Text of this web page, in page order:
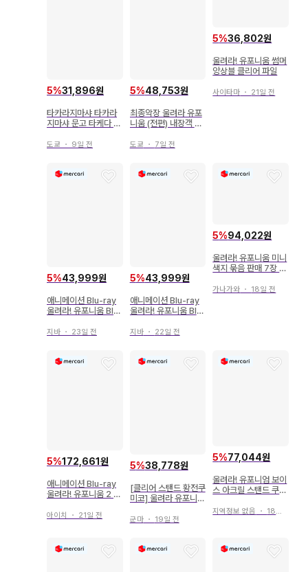
5%31,896원
타카라지마샤 타카라
지마샤 문고 타케다 아
릿카 고등학교 마칭 밴
도쿄 ・ 9일 전
5%48,753원
최종악장 울려라 유포
니움 (전편) 내장객 특
단편 소설 (예산은 5천
도쿄 ・ 7일 전
5%36,802원
울려라! 유포니움 썸머
앙상블 클리어 파일
사이타마 ・ 21일 전
5%43,999원
애니메이션 Blu-ray
울려라! 유포니움 Blu-
지바 ・ 23일 전
5%43,999원
애니메이션 Blu-ray
울려라! 유포니움 Blu-
지바・ 22일 전
5%94,022원
울려라! 유포니움 미니
색지 묶음 판매 7장 세
가나가와 ・ 18일 전
5%172,661원
애니메이션 Blu-ray
울려라! 유포니움 2 Bl
아이치 ・ 21일 전
5%38,778원
[클리어 스탠드 황전쿠
미코] 울려라 유포니움
군마・ 19일 전
5%77,044원
울려라! 유포니엄 보이
스 아크릴 스탠드 쿠미
지역정보 없음 ・ 18일 전